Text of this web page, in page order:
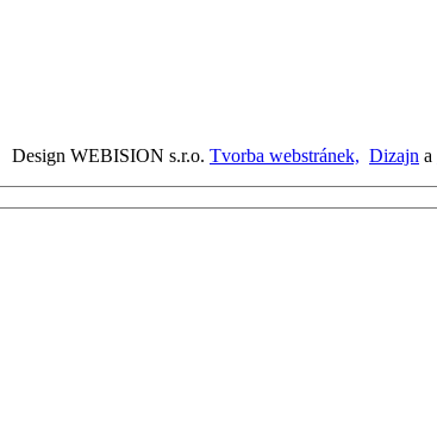
Design WEBISION s.r.o. Tvorba webstránek, Dizajn a